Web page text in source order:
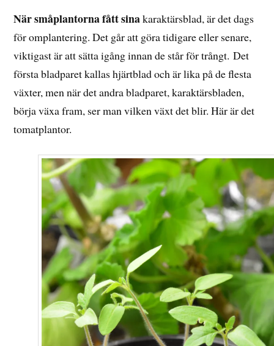
2017
När småplantorna fått sinakaraktärsblad, är det dags
för omplantering. Det går att göra tidigare eller senare,
viktigast är att sätta igång innan de står för trångt. Det
första bladparet kallas hjärtblad och är lika på de flesta
växter, men när det andra bladparet, karaktärsbladen,
börja växa fram, ser man vilken växt det blir. Här är det
tomatplantor.